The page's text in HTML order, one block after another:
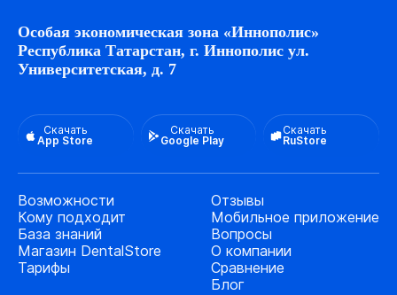
Особая экономическая зона «Иннополис»
Республика Татарстан, г. Иннополис ул.
Университетская, д. 7
Скачать
App Store
Скачать
Google Play
Скачать
RuStore
Возможности
Кому подходит
База знаний
Магазин DentalStore
Тарифы
Отзывы
Мобильное приложение
Вопросы
О компании
Сравнение
Блог